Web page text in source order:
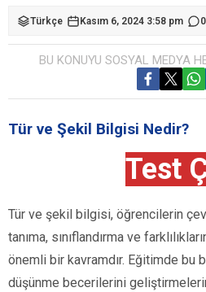
Türkçe Kasım 6, 2024 3:58 pm 0
BU KONUYU SOSYAL MEDYA
Tür ve Şekil Bilgisi Nedir?
Test
Tür ve şekil bilgisi, öğrencilerin
tanıma, sınıflandırma ve
önemli bir kavramdır. Eğitimde bu
düşünme becerilerini